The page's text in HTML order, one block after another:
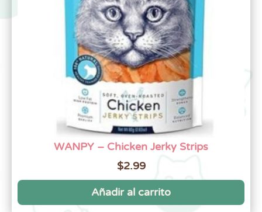
WANPY – Chicken Jerky Strips
$2.99
Añadir al carrito